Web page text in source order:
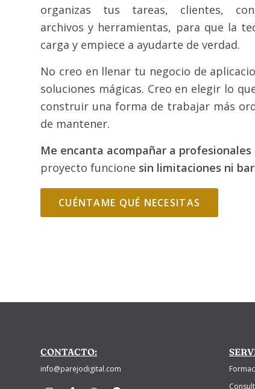
organizas tus tareas, clientes,
archivos y herramientas, para que la
carga y empiece a ayudarte de verdad.
No creo en llenar tu negocio de
soluciones mágicas. Creo en elegir lo
construir una forma de trabajar más
de mantener.
Me encanta acompañar a profesionales
proyecto funcione sin limitaciones ni
CUÉNTAME QUÉ NECESITAS
CONTACTO:
info@parejodigital.com